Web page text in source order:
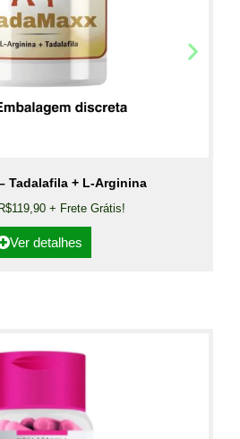
Tadalafila + L-Arginina
+ Frete Grátis!
Ver detalhes